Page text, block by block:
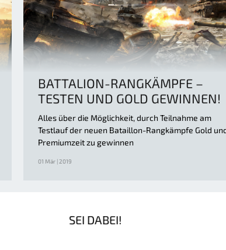
BATTALION-RANGKÄMPFE –
TESTEN UND GOLD GEWINNEN!
Alles über die Möglichkeit, durch Teilnahme am
Testlauf der neuen Bataillon-Rangkämpfe Gold
Premiumzeit zu gewinnen
01 Mär | 2019
SEI DABEI!